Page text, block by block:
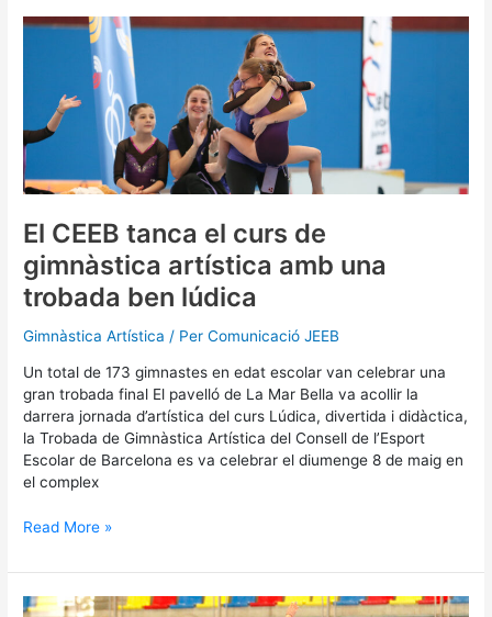
El CEEB tanca el curs de
gimnàstica artística amb una
trobada ben lúdica
Gimnàstica Artística / Per Comunicació JEEB
Un total de 173 gimnastes en edat escolar van celebrar una
gran trobada final El pavelló de La Mar Bella va acollir la
darrera jornada d’artística del curs Lúdica, divertida i didàctica,
la Trobada de Gimnàstica Artística del Consell de l’Esport
Escolar de Barcelona es va celebrar el diumenge 8 de maig en
el complex
El
curs
de
gimnàstica
artística
una
trobada
ben
lúdica
Read More »
Les